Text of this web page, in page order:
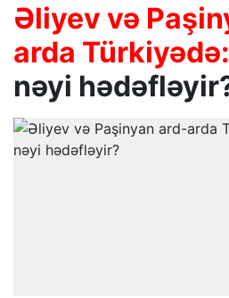
Əliyev və
arda Türkiyədə:
nəyi